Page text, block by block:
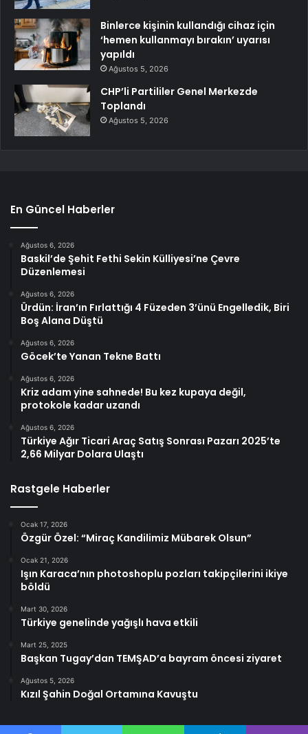
Binlerce kişinin kullandığı cihaz için
‘hemen kullanmayı bırakın’ uyarısı
yapıldı
Ağustos 5, 2026
CHP’li Partililer Genel Merkezde
Toplandı
Ağustos 5, 2026
En Güncel Haberler
Ağustos 6, 2026
Baskil’de Şehit Fethi Sekin Külliyesi’ne Çevre
Düzenlemesi
Ağustos 6, 2026
Ürdün: İran’ın Fırlattığı 4 Füzeden 3’ünü Engelledik, Biri
Boş Alana Düştü
Ağustos 6, 2026
Göcek’te Yanan Tekne Battı
Ağustos 6, 2026
Kriz adam yine sahnede! Bu kez kupaya değil,
protokole kadar uzandı
Ağustos 6, 2026
Türkiye Ağır Ticari Araç Satış Sonrası Pazarı 2025’te
2,66 Milyar Dolara Ulaştı
Rastgele Haberler
Ocak 17, 2026
Özgür Özel: “Miraç Kandilimiz Mübarek Olsun”
Ocak 21, 2026
Işın Karaca’nın photoshoplu pozları takipçilerini ikiye
böldü
Mart 30, 2026
Türkiye genelinde yağışlı hava etkili
Mart 25, 2025
Başkan Tugay’dan TEMŞAD’a bayram öncesi ziyaret
Ağustos 5, 2026
Kızıl Şahin Doğal Ortamına Kavuştu